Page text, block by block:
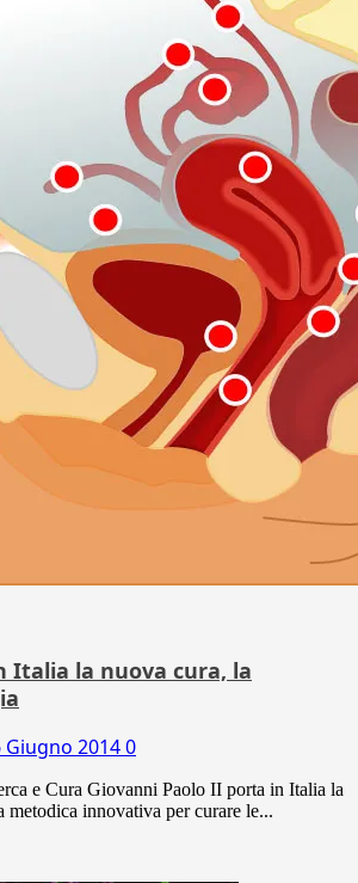
Italia la nuova cura, la
Giugno 20140
e Cura Giovanni Paolo II porta in Italia la
metodica innovativa per curare le...